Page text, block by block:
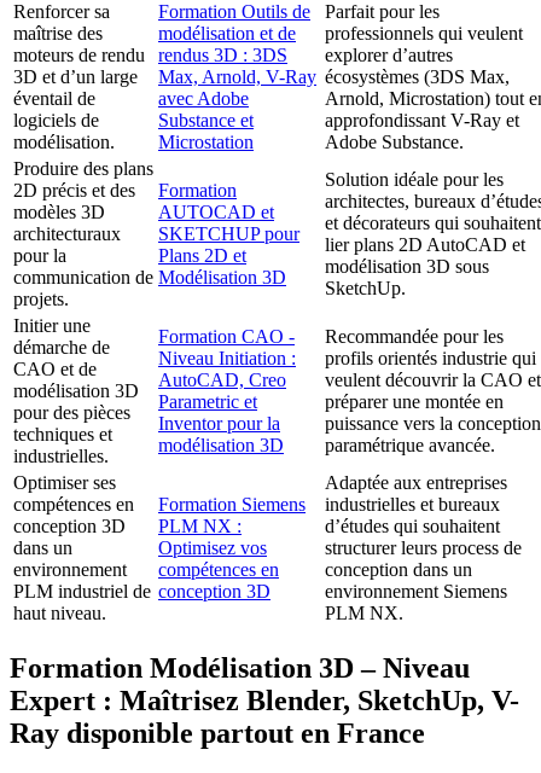
Renforcer sa
maîtrise des
moteurs de rendu
3D et d’un large
éventail de
logiciels de
modélisation.
Formation Outils de
modélisation et de
rendus 3D : 3DS
Max, Arnold, V-Ray
avec Adobe
Substance et
Microstation
Parfait pour les
professionnels qui veulent
explorer d’autres
écosystèmes (3DS Max,
Arnold, Microstation) tout
approfondissant V-Ray et
Adobe Substance.
Produire des plans
2D précis et des
modèles 3D
architecturaux
pour la
communication de
projets.
Formation
AUTOCAD et
SKETCHUP pour
Plans 2D et
Modélisation 3D
Solution idéale pour les
architectes, bureaux
et décorateurs qui souhaitent
lier plans 2D AutoCAD et
modélisation 3D sous
SketchUp.
Initier une
démarche de
CAO et de
modélisation 3D
pour des pièces
techniques et
industrielles.
Formation CAO -
Niveau Initiation :
AutoCAD, Creo
Parametric et
Inventor pour la
modélisation 3D
Recommandée pour les
profils orientés industrie qui
veulent découvrir la CAO et
préparer une montée en
puissance vers la conception
paramétrique avancée.
Optimiser ses
compétences en
conception 3D
dans un
environnement
PLM industriel de
haut niveau.
Formation Siemens
PLM NX :
Optimisez vos
compétences en
conception 3D
Adaptée aux entreprises
industrielles et bureaux
d’études qui souhaitent
structurer leurs process de
conception dans un
environnement Siemens
PLM NX.
Formation Modélisation 3D – Niveau
Expert : Maîtrisez Blender, SketchUp, V-
Ray disponible partout en France